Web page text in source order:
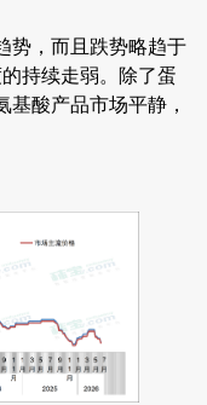
势，而且跌势略趋于
持续走弱。除了蛋
酸产品市场平静，